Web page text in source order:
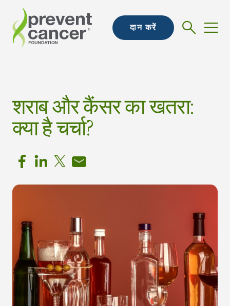
दान करें
शराब और कैंसर का खतरा:
क्या है चर्चा?